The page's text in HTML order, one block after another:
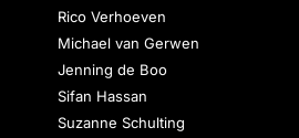
Rico Verhoeven
Michael van Gerwen
Jenning de Boo
Sifan Hassan
Suzanne Schulting